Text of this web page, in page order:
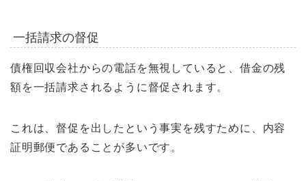
一括請求の督促
債権回収会社からの電話を無視していると、借金の残
額を一括請求されるように督促されます。
これは、督促を出したという事実を残すために、内容
証明郵便であることが多いです。